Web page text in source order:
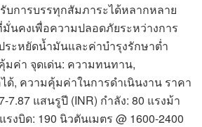
บการบรรทุกสัมภาระได้หลากหลาย
นคงเพื่อความปลอดภัยระหว่างการ
ระหยัดน้ำมันและค่าบำรุงรักษาต่ำ
มค่า จุดเด่น: ความทนทาน,
ด้, ความคุ้มค่าในการดำเนินงาน ราคา
7.87 แสนรูปี (INR) กำลัง: 80 แรงม้า
งบิด: 190 นิวตันเมตร @ 1600-2400